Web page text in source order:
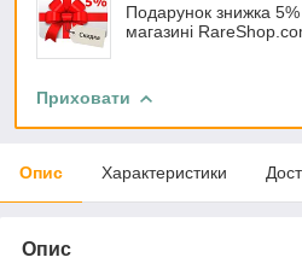
Подарунок знижка
магазині
Приховати
Опис Характеристики
Опис